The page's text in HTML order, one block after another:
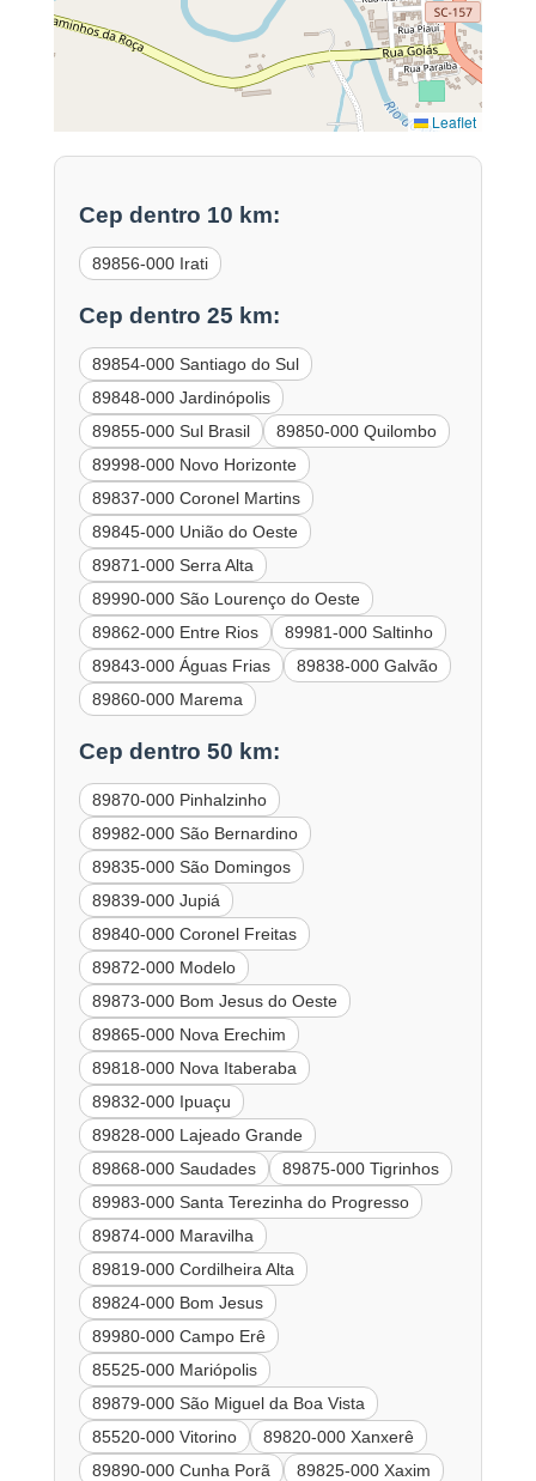
Leaflet
Cep dentro 10 km:
89856-000 Irati
Cep dentro 25 km:
89854-000 Santiago do Sul
89848-000 Jardinópolis
89855-000 Sul Brasil
89850-000 Quilombo
89998-000 Novo Horizonte
89837-000 Coronel Martins
89845-000 União do Oeste
89871-000 Serra Alta
89990-000 São Lourenço do Oeste
89862-000 Entre Rios
89981-000 Saltinho
89843-000 Águas Frias
89838-000 Galvão
89860-000 Marema
Cep dentro 50 km:
89870-000 Pinhalzinho
89982-000 São Bernardino
89835-000 São Domingos
89839-000 Jupiá
89840-000 Coronel Freitas
89872-000 Modelo
89873-000 Bom Jesus do Oeste
89865-000 Nova Erechim
89818-000 Nova Itaberaba
89832-000 Ipuaçu
89828-000 Lajeado Grande
89868-000 Saudades
89875-000 Tigrinhos
89983-000 Santa Terezinha do Progresso
89874-000 Maravilha
89819-000 Cordilheira Alta
89824-000 Bom Jesus
89980-000 Campo Erê
85525-000 Mariópolis
89879-000 São Miguel da Boa Vista
85520-000 Vitorino
89820-000 Xanxerê
89890-000 Cunha Porã
89825-000 Xaxim